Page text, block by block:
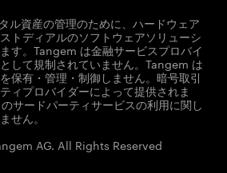
ル資産の管理のために、ハードウェア
トディアルのソフトウェアソリューシ
す。Tangem は金融サービスプロバイ
して規制されていません。Tangem は
保有・管理・制御しません。暗号取引
ィプロバイダーによって提供されま
サードパーティサービスの利用に関し
せん。